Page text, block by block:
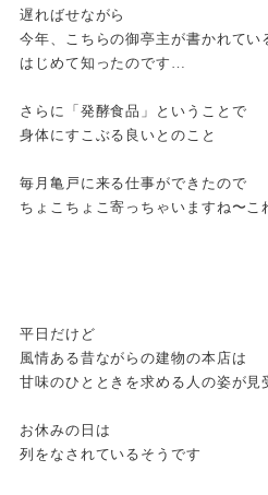
遅ればせながら
今年、こちらの御亭主が書かれてい
はじめて知ったのです…
さらに「発酵食品」ということで
身体にすこぶる良いとのこと
毎月亀戸に来る仕事ができたので
ちょこちょこ寄っちゃいますね〜こ
平日だけど
風情ある昔ながらの建物の本店は
甘味のひとときを求める人の姿が見
お休みの日は
列をなされているそうです